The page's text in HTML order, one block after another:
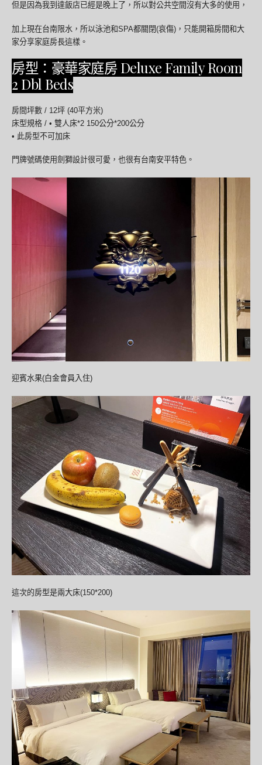
但是因為我到達飯店已經是晚上了，所以對公共空間沒有大多的使用，
加上現在台南限水，所以泳池和SPA都關閉(哀傷)，只能開箱房間和大
家分享家庭房長這樣。
房型：豪華家庭房 Deluxe Family Room
2 Dbl Beds
房間坪數 / 12坪 (40平方米)
床型規格 / • 雙人床*2 150公分*200公分
• 此房型不可加床
門牌號碼使用劍獅設計很可愛，也很有台南安平特色。
迎賓水果(白金會員入住)
這次的房型是兩大床(150*200)